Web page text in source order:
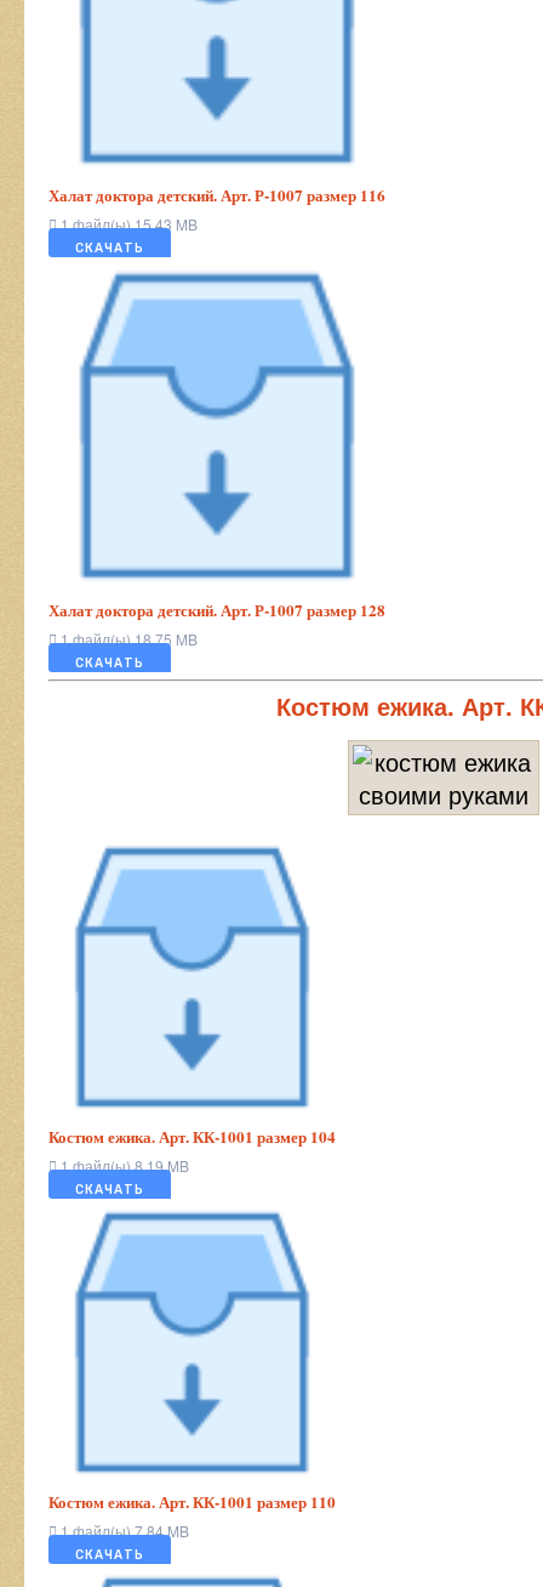
Халат доктора детский. Арт. Р-1007 размер 116
1 файл(ы)15.43 MB
СКАЧАТЬ
Халат доктора детский. Арт. Р-1007 размер 128
1 файл(ы)18.75 MB
СКАЧАТЬ
Костюм ежика. Арт.
Костюм ежика. Арт. КК-1001 размер 104
1 файл(ы)8.19 MB
СКАЧАТЬ
Костюм ежика. Арт. КК-1001 размер 110
1 файл(ы)7.84 MB
СКАЧАТЬ